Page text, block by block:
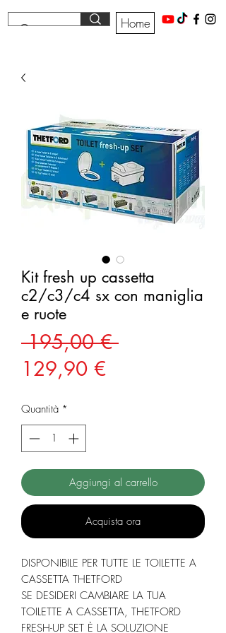
Home
Kit fresh up cassetta
c2/c3/c4 sx con maniglia
e ruote
195,00 € Prezzo
129,90 €Prezzo
Quantità *
Aggiungi al carrello
Acquista ora
DISPONIBILE PER TUTTE LE TOILETTE A
CASSETTA THETFORD
SE DESIDERI CAMBIARE LA TUA
TOILETTE A CASSETTA, THETFORD
FRESH-UP SET È LA SOLUZIONE